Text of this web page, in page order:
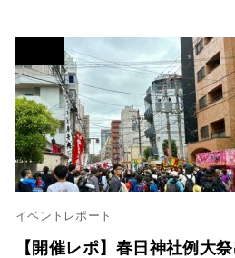
イベントレポート
【開催レポ】春日神社例大祭